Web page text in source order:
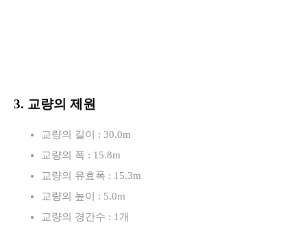
3. 교량의 제원
교량의 길이 : 30.0m
교량의 폭 : 15.8m
교량의 유효폭 : 15.3m
교량의 높이 : 5.0m
교량의 경간수 : 1개